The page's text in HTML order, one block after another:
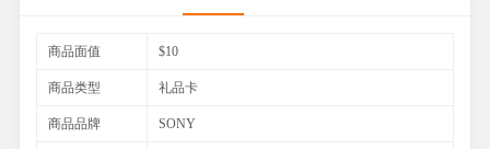
商品面值 $10
商品类型 礼品卡
商品品牌 SONY